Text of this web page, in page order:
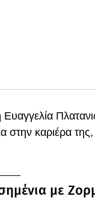
Ευαγγελία
στην καριέρα
με